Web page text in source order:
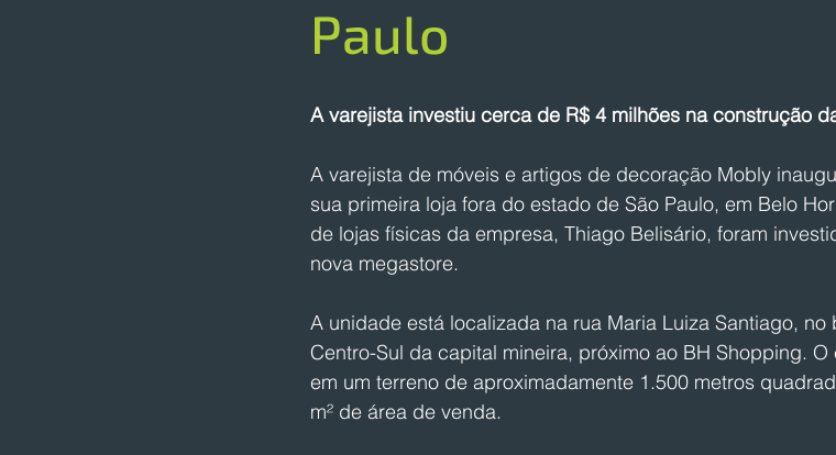
Paulo
A varejista investiu cerca de R$ 4 milhões na construção
A varejista de móveis e artigos de decoração Mobly
sua primeira loja fora do estado de São Paulo, em Belo
de lojas físicas da empresa, Thiago Belisário, foram
nova megastore.
A unidade está localizada na rua Maria Luiza Santiago,
Centro-Sul da capital mineira, próximo ao BH Shopping.
em um terreno de aproximadamente 1.500 metros
m² de área de venda.